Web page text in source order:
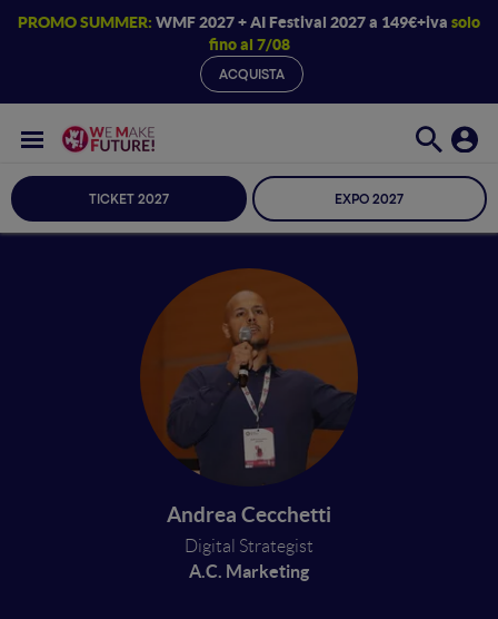
PROMO SUMMER: WMF 2027 + AI Festival 2027 a 149€+iva solo
fino al 7/08
ACQUISTA
TICKET 2027 EXPO 2027
Andrea Cecchetti
Digital Strategist
A.C. Marketing